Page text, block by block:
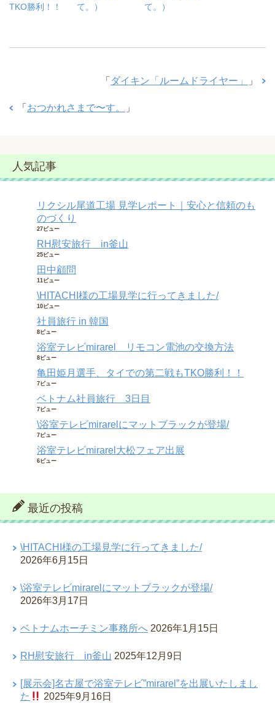
TKO勝利！！
て。）
て。）
「 ダイキン「ルームドライヤー」 」
「 おつかれさまで〜す。 」
人気記事
リクシル尾道工場 見学レポート｜安心と信頼のも
のづくり
27ビュー
RH慰安旅行 in釜山
25ビュー
田中顧問
11ビュー
\HITACHI様の工場見学に行ってきました/
10ビュー
社員旅行 in 韓国
8ビュー
浴室テレビmirarel リモコン電池の交換方法
8ビュー
亀田姫月選手、タイでの第二戦もTKO勝利！！
7ビュー
ベトナム社員旅行 3日目
7ビュー
\浴室テレビmirarelにマットブラックが登場/
7ビュー
浴室テレビmirarel大松フェア出展
6ビュー
最近の投稿
\HITACHI様の工場見学に行ってきました/
2026年6月15日
\浴室テレビmirarelにマットブラックが登場/
2026年3月17日
ベトナムホーチミン事務所へ 2026年1月15日
RH慰安旅行 in釜山 2025年12月9日
[展示会]名古屋で浴室テレビ”mirarel”を出展いたしまし
た
2025年9月16日